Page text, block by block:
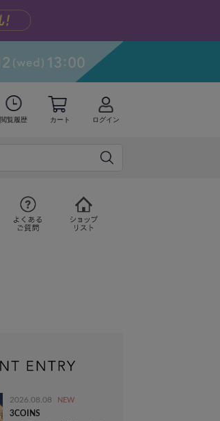
閲覧履歴 カート ログイン
2026.08.08 NEW
3COINS